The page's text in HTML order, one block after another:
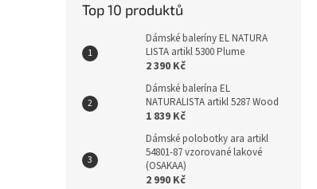
Top 10 produktů
Dámské baleríny EL NATURA
LISTA artikl 5300 Plume
2 390 Kč
Dámské balerína EL
NATURALISTA artikl 5287 Wood
1 839 Kč
Dámské polobotky ara artikl
54801-87 vzorované lakové
(OSAKAA)
2 990 Kč